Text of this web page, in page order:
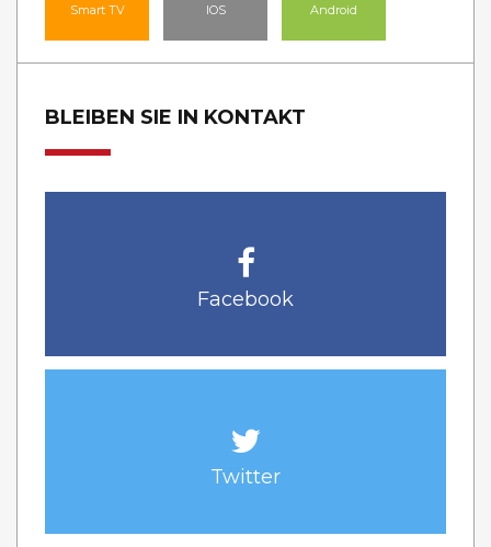
Smart TV IOS Android
BLEIBEN SIE IN KONTAKT
Facebook
Twitter